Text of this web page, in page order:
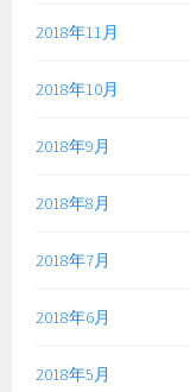
2018年11月
2018年10月
2018年9月
2018年8月
2018年7月
2018年6月
2018年5月